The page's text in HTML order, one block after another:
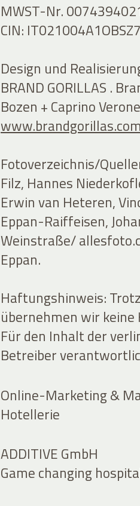
MWST-Nr.
CIN:
Design und
BRAND GORILLAS .
Bozen + Caprino
www.brandgorillas.com
Fotoverzeichnis/
Filz, Hannes
Erwin van Heteren,
Eppan-Raiffeisen,
Weinstraße/
Eppan.
Haftungshinweis:
übernehmen wir
Für den Inhalt der
Betreiber
Online-Marketing &
Hotellerie
ADDITIVE GmbH
Game changing